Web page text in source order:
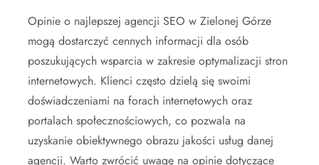
Opinie o najlepszej agencji SEO w Zielonej Górze
mogą dostarczyć cennych informacji dla osób
poszukujących wsparcia w zakresie optymalizacji stron
internetowych. Klienci często dzielą się swoimi
doświadczeniami na forach internetowych oraz
portalach społecznościowych, co pozwala na
uzyskanie obiektywnego obrazu jakości usług danej
agencji. Warto zwrócić uwagę na opinie dotyczące